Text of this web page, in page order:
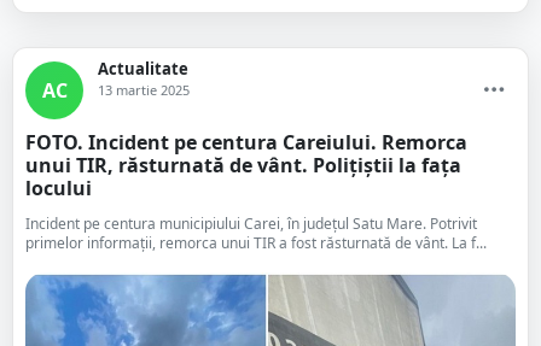
AC
Actualitate
13 martie 2025
FOTO. Incident pe centura Careiului. Remorca
unui TIR, răsturnată de vânt. Polițiștii la fața
locului
Incident pe centura municipiului Carei, în județul Satu Mare. Potrivit
primelor informații, remorca unui TIR a fost răsturnată de vânt. La f...